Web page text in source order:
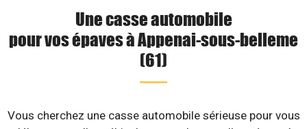
Une casse automobile
pour vos épaves à Appenai-sous-belleme
(61)
Vous cherchez une casse automobile sérieuse pour vous